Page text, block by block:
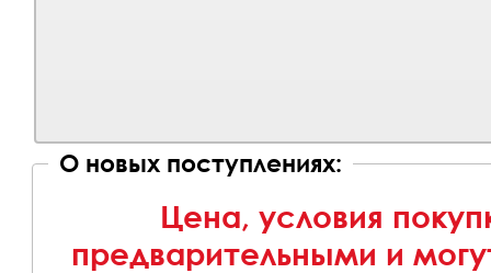
О новых поступлениях:
Цена, условия
предварительными и